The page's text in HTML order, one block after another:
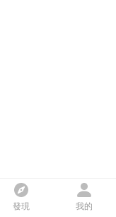
發現 我的